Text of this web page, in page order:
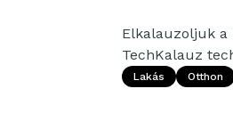
Elkalauzoljuk a
TechKalauz
Lakás Otthon